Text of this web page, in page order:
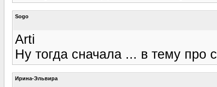
Sogo
Arti
Ну тогда сначала ... в тему про
Ирина-Эльвира